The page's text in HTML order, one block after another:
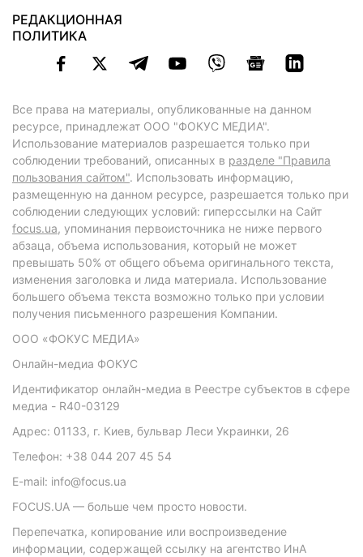
РЕДАКЦИОННАЯ
ПОЛИТИКА
Все права на материалы, опубликованные на данном
ресурсе, принадлежат ООО "ФОКУС МЕДИА".
Использование материалов разрешается только при
соблюдении требований, описанных в разделе "Правила
пользования сайтом". Использовать информацию,
размещенную на данном ресурсе, разрешается только при
соблюдении следующих условий: гиперссылки на Сайт
focus.ua, упоминания первоисточника не ниже первого
абзаца, объема использования, который не может
превышать 50% от общего объема оригинального текста,
изменения заголовка и лида материала. Использование
большего объема текста возможно только при условии
получения письменного разрешения Компании.
ООО «ФОКУС МЕДИА»
Онлайн-медиа ФОКУС
Идентификатор онлайн-медиа в Реестре субъектов в сфере
медиа - R40-03129
Адрес: 01133, г. Киев, бульвар Леси Украинки, 26
Телефон: +38 044 207 45 54
E-mail: info@focus.ua
FOCUS.UA — больше чем просто новости.
Перепечатка, копирование или воспроизведение
информации, содержащей ссылку на агентство ИнА